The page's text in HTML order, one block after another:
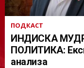
ПОДКАСТ
ИНДИСКА
ПОЛИТИКА:
анализа